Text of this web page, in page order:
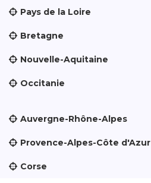
Pays de la Loire
Bretagne
Nouvelle-Aquitaine
Occitanie
Auvergne-Rhône-Alpes
Provence-Alpes-Côte d'Azur
Corse